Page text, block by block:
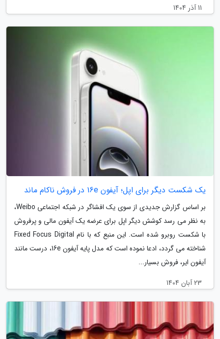
11 آذر 1404
یک شکست دیگر برای اپل؛ آیفون 16e در فروش ناکام ماند
بر اساس گزارش جدیدی از سوی یک افشاگر در شبکه اجتماعی Weibo،
به نظر می رسد کوشش دیگر اپل برای عرضه یک آیفون مالی و پرفروش
با شکست روبرو شده است. این منبع که با نام Fixed Focus Digital
شناخته می گردد، ادعا نموده است که مدل پایه آیفون 16e، درست مانند
آیفون ایر، فروش بسیار...
23 آبان 1404